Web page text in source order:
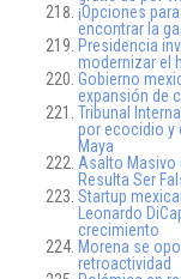
¡Opciones
encontrar la
Presidencia
modernizar el
Gobierno
expansión de
Tribunal
por ecocidio y
Maya
Asalto Masivo
Resulta Ser
Startup
Leonardo
crecimiento
Morena se
retroactividad